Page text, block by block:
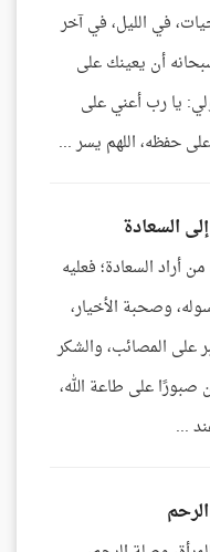
في الليل، في آخر
أن يعينك على
يا رب أعني على
حفظه، اللهم يسر ...
السعادة
أراد السعادة؛ فعليه
وصحبة الأخيار،
على المصائب، والشكر
صبورًا على طاعة الله،
...